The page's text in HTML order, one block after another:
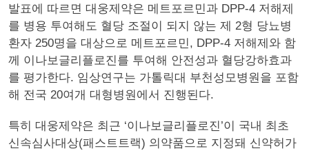
발표에 따르면 대웅제약은 메트포르민과 DPP-4 저해제
를 병용 투여해도 혈당 조절이 되지 않는 제 2형 당뇨병
환자 250명을 대상으로 메트포르민, DPP-4 저해제와 함
께 이나보글리플로진를 투여해 안전성과 혈당강하효과
를 평가한다. 임상연구는 가톨릭대 부천성모병원을 포함
해 전국 20여개 대형병원에서 진행된다.
특히 대웅제약은 최근 ‘이나보글리플로진’이 국내 최초
신속심사대상(패스트트랙) 의약품으로 지정돼 신약허가